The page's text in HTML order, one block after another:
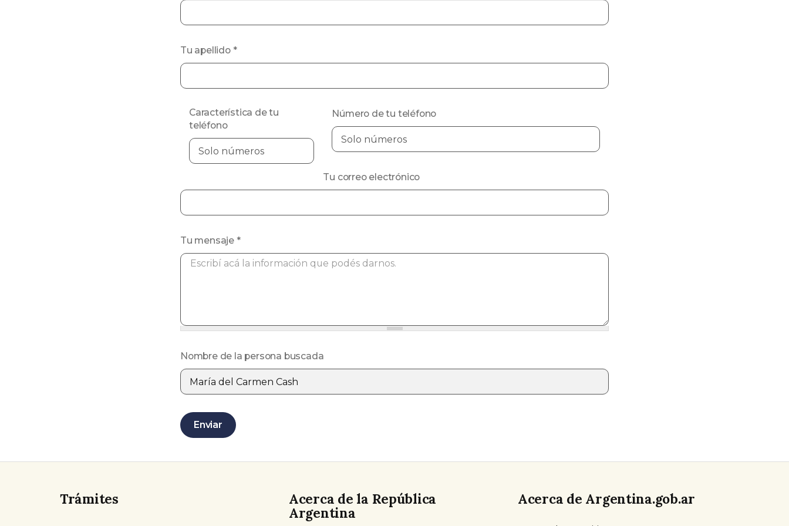
Tu apellido *
Característica de tu
teléfono
Número de tu teléfono
Tu correo electrónico
Tu mensaje *
Nombre de la persona buscada
Programa
Correo electrónico
Enviar
Trámites
Acerca de la República
Argentina
Acerca de Argentina.gob.ar